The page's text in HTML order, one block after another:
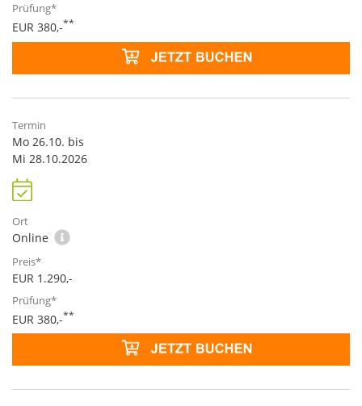
EUR 380,-**
Mo 26.10. bis
Mi 28.10.2026
Online
EUR 1.290,-
EUR 380,-**